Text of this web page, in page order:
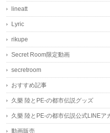
lineatt
Lyric
rikupe
Secret Room限定動画
secretroom
おすすめ記事
久樂 陸とPE-の都市伝説グッズ
久樂 陸とPE-の都市伝説公式LINEア
動画販売